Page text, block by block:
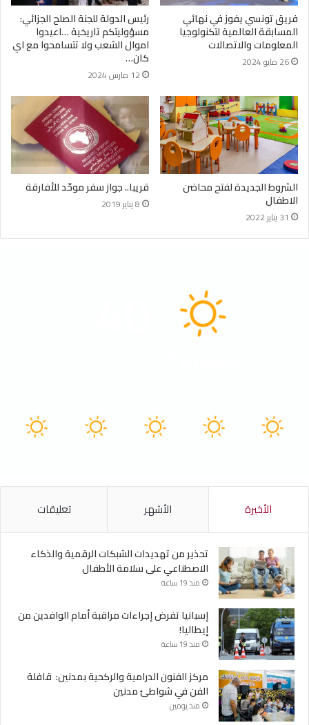
فريق تونسي يفوز في نهائي
المسابقة العالمية لتكنولوجيا
المعلومات والاتصالات
26 مايو 2024
رئيس الدولة للجنة الصلح الجزائي:
مسؤوليتكم تاريخية …اعيدوا
اموال الشعب ولا تتسامحوا مع اي
كان…
12 مارس 2024
الشروط الجديدة لفتح محاضن
الاطفال
31 يناير 2022
قريبا.. جواز سفر موحّد للأفارقة
8 يناير 2019
الأخيرة الأشهر تعليقات
تحذير من تهديدات الشبكات الرقمية والذكاء
الاصطناعي على سلامة الأطفال
منذ 19 ساعة
إسبانيا تفرض إجراءات مراقبة أمام الوافدين من
إيطاليا!
منذ 19 ساعة
مركز الفنون الدرامية والركحية بمدنين: قافلة
الفن في شواطئ مدنين
منذ يومين